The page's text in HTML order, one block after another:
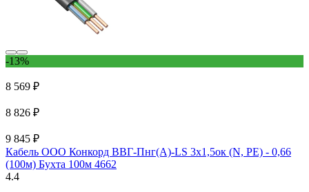
-13%
8 569 ₽
8 826 ₽
9 845 ₽
Кабель ООО Конкорд ВВГ-Пнг(А)-LS 3x1,5ок (N, PE) - 0,66
(100м) Бухта 100м 4662
4.4